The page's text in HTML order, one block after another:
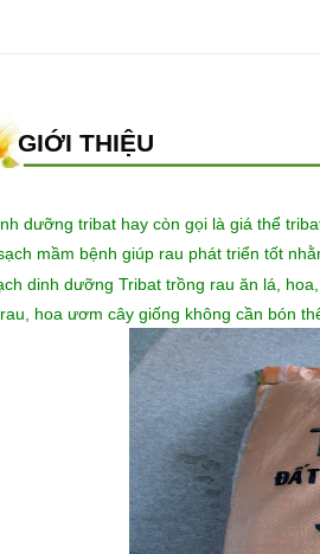
GIỚI THIỆU
dưỡng tribathay còn gọi là giá thể
mầm bệnh giúp rau phát triển tốt
dinh dưỡng Tribat trồng rau ăn lá,
hoa ươm cây giống không cần bón